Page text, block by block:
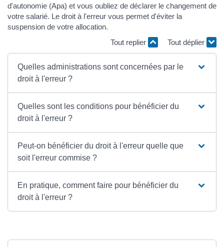
d'autonomie (Apa) et vous oubliez de déclarer le changement de
votre salarié. Le droit à l'erreur vous permet d'éviter la
suspension de votre allocation.
Tout replier
Tout déplier
Quelles administrations sont concernées par le
droit à l'erreur ?
Quelles sont les conditions pour bénéficier du
droit à l'erreur ?
Peut-on bénéficier du droit à l'erreur quelle que
soit l'erreur commise ?
En pratique, comment faire pour bénéficier du
droit à l'erreur ?